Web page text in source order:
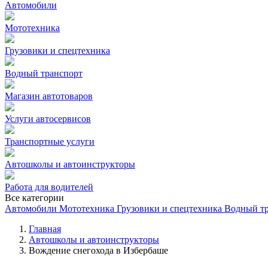
Автомобили
Мототехника
Грузовики и спецтехника
Водный транспорт
Магазин автотоваров
Услуги автосервисов
Транспортные услуги
Автошколы и автоинструкторы
Работа для водителей
Все категории
Автомобили Мототехника Грузовики и спецтехника Водный
Главная
Автошколы и автоинструкторы
Вождение снегохода в Избербаше